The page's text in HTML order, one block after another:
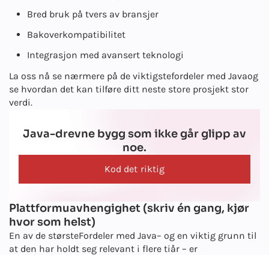
Bred bruk på tvers av bransjer
Bakoverkompatibilitet
Integrasjon med avansert teknologi
La oss nå se nærmere på de viktigstefordeler med Javaog
se hvordan det kan tilføre ditt neste store prosjekt stor
verdi.
Java-drevne bygg som ikke går glipp av
noe.
Kod det riktig
Plattformuavhengighet (skriv én gang, kjør
hvor som helst)
En av de størsteFordeler med Java– og en viktig grunn til
at den har holdt seg relevant i flere tiår – er